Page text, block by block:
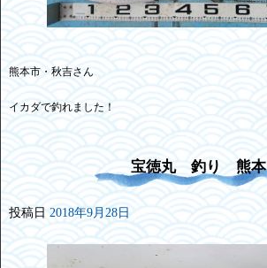
熊本市・秋吉さん
イカダで釣れました！
宝徳丸 釣り 熊本
投稿日 2018年9月28日